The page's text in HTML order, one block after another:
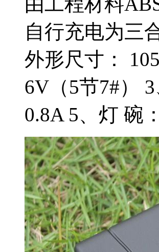
自行充电为三
外形尺寸：
6V（5节7#）
0.8A 5、灯 碗